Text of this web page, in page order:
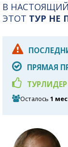
В
ЭТОТ ТУР НЕ
ПРЯМАЯ
Осталось 1